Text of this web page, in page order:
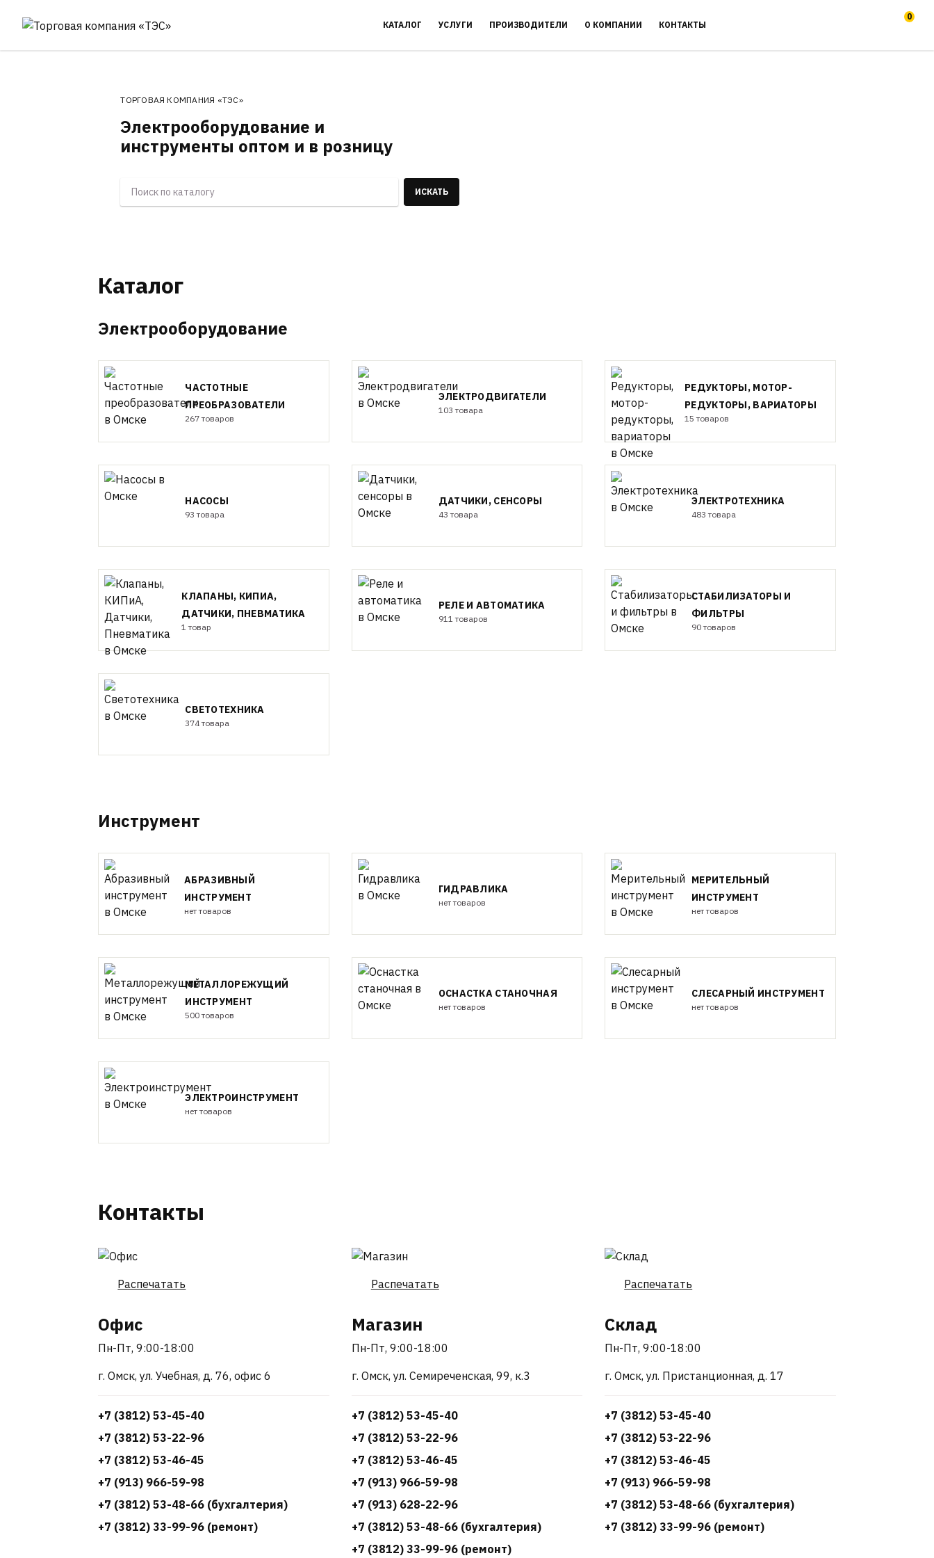
КАТАЛОГ УСЛУГИ ПРОИЗВОДИТЕЛИ О КОМПАНИИ КОНТАКТЫ
0
ТОРГОВАЯ КОМПАНИЯ «ТЭС»
Электрооборудование и
инструменты оптом и в розницу
ИСКАТЬ
Каталог
Электрооборудование
ЧАСТОТНЫЕ
ПРЕОБРАЗОВАТЕЛИ
267 товаров
ЭЛЕКТРОДВИГАТЕЛИ
103 товара
РЕДУКТОРЫ, МОТОР-
РЕДУКТОРЫ, ВАРИАТОРЫ
15 товаров
НАСОСЫ
93 товара
ДАТЧИКИ, СЕНСОРЫ
43 товара
ЭЛЕКТРОТЕХНИКА
483 товара
КЛАПАНЫ, КИПИА,
ДАТЧИКИ, ПНЕВМАТИКА
1 товар
РЕЛЕ И АВТОМАТИКА
911 товаров
СТАБИЛИЗАТОРЫ И
ФИЛЬТРЫ
90 товаров
СВЕТОТЕХНИКА
374 товара
Инструмент
АБРАЗИВНЫЙ
ИНСТРУМЕНТ
нет товаров
ГИДРАВЛИКА
нет товаров
МЕРИТЕЛЬНЫЙ
ИНСТРУМЕНТ
нет товаров
МЕТАЛЛОРЕЖУЩИЙ
ИНСТРУМЕНТ
500 товаров
ОСНАСТКА СТАНОЧНАЯ
нет товаров
СЛЕСАРНЫЙ ИНСТРУМЕНТ
нет товаров
ЭЛЕКТРОИНСТРУМЕНТ
нет товаров
Контакты
Распечатать
Офис
Пн-Пт, 9:00-18:00
г. Омск, ул. Учебная, д. 76, офис 6
+7 (3812) 53-45-40
+7 (3812) 53-22-96
+7 (3812) 53-46-45
+7 (913) 966-59-98
+7 (3812) 53-48-66 (бухгалтерия)
+7 (3812) 33-99-96 (ремонт)
Распечатать
Магазин
Пн-Пт, 9:00-18:00
г. Омск, ул. Семиреченская, 99, к.3
+7 (3812) 53-45-40
+7 (3812) 53-22-96
+7 (3812) 53-46-45
+7 (913) 966-59-98
+7 (913) 628-22-96
+7 (3812) 53-48-66 (бухгалтерия)
+7 (3812) 33-99-96 (ремонт)
Распечатать
Склад
Пн-Пт, 9:00-18:00
г. Омск, ул. Пристанционная, д. 17
+7 (3812) 53-45-40
+7 (3812) 53-22-96
+7 (3812) 53-46-45
+7 (913) 966-59-98
+7 (3812) 53-48-66 (бухгалтерия)
+7 (3812) 33-99-96 (ремонт)